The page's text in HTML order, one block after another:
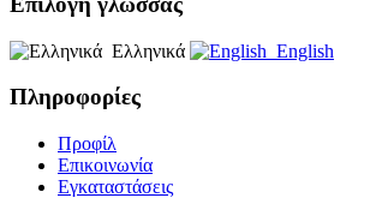
Ελληνικά English
Πληροφορίες
Προφίλ
Επικοινωνία
Εγκαταστάσεις